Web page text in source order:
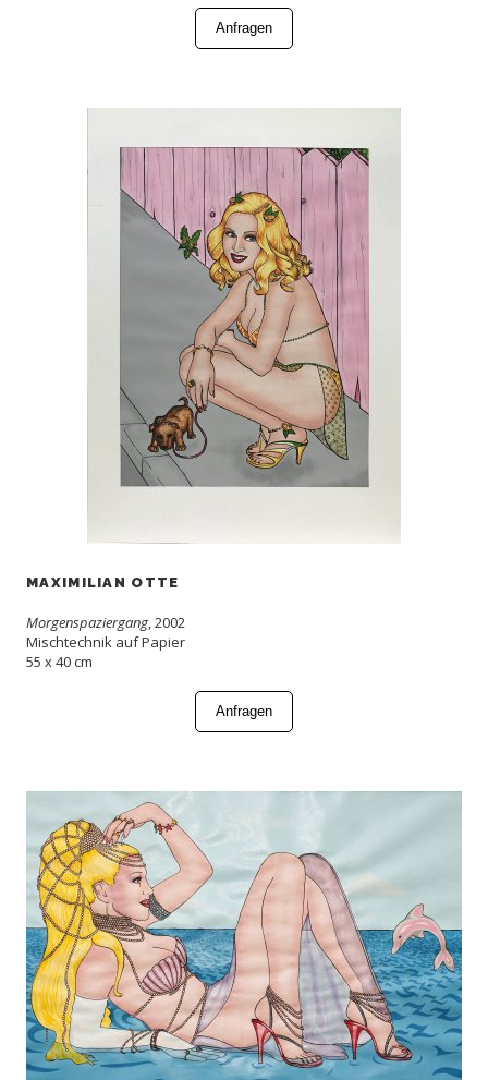
Anfragen
MAXIMILIAN OTTE
Morgenspaziergang , 2002
Mischtechnik auf Papier
55 x 40 cm
Anfragen